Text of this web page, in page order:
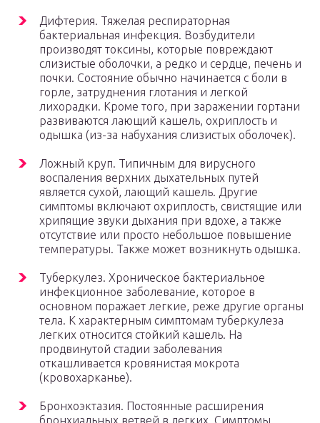
Дифтерия. Тяжелая респираторная
бактериальная инфекция. Возбудители
производят токсины, которые повреждают
слизистые оболочки, а редко и сердце, печень и
почки. Состояние обычно начинается с боли в
горле, затруднения глотания и легкой
лихорадки. Кроме того, при заражении гортани
развиваются лающий кашель, охриплость и
одышка (из-за набухания слизистых оболочек).
Ложный круп. Типичным для вирусного
воспаления верхних дыхательных путей
является сухой, лающий кашель. Другие
симптомы включают охриплость, свистящие или
хрипящие звуки дыхания при вдохе, а также
отсутствие или просто небольшое повышение
температуры. Также может возникнуть одышка.
Туберкулез. Хроническое бактериальное
инфекционное заболевание, которое в
основном поражает легкие, реже другие органы
тела. К характерным симптомам туберкулеза
легких относится стойкий кашель. На
продвинутой стадии заболевания
откашливается кровянистая мокрота
(кровохарканье).
Бронхоэктазия. Постоянные расширения
бронхиальных ветвей в легких. Симптомы